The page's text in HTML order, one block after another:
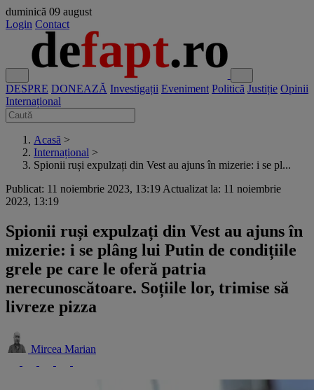
duminică 09 august
Login Contact
DESPRE DONEAZĂ Investigații Eveniment Politică Justiție Opinii
Internațional
Acasă >
Internațional >
Spionii ruși expulzați din Vest au ajuns în mizerie: i se pl...
Publicat: 11 noiembrie 2023, 13:19 Actualizat la: 11 noiembrie
2023, 13:19
Spionii ruși expulzați din Vest au ajuns în
mizerie: i se plâng lui Putin de condițiile
grele pe care le oferă patria
nerecunoscătoare. Soțiile lor, trimise să
livreze pizza
Mircea Marian